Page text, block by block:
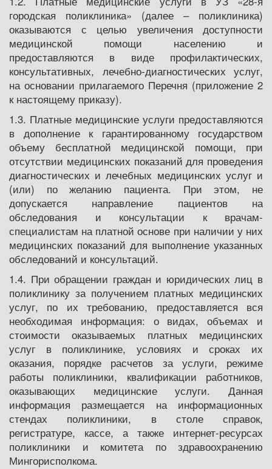
городская поликлиника» (далее – поликлиника)
оказываются с целью увеличения доступности
медицинской помощи населению и
предоставляются в виде профилактических,
консультативных, лечебно-диагностических услуг,
на основании прилагаемого Перечня (приложение 2
к настоящему приказу).
1.3. Платные медицинские услуги предоставляются
в дополнение к гарантированному государством
объему бесплатной медицинской помощи, при
отсутствии медицинских показаний для проведения
диагностических и лечебных медицинских услуг и
(или) по желанию пациента. При этом, не
допускается направление пациентов на
обследования и консультации к врачам-
специалистам на платной основе при наличии у них
медицинских показаний для выполнение указанных
обследований и консультаций.
1.4. При обращении граждан и юридических лиц в
поликлинику за получением платных медицинских
услуг, по их требованию, предоставляется вся
необходимая информация: о видах, объемах и
стоимости оказываемых платных медицинских
услуг в поликлинике, условиях и сроках их
оказания, порядке расчетов за услуги, режиме
работы поликлиники, квалификации работников,
оказывающих медицинские услуги. Данная
информация размещается на информационных
стендах поликлиники, в столе справок,
регистратуре, кассе, а также интернет-ресурсах
поликлиники и комитета по здравоохранению
Мингорисполкома.